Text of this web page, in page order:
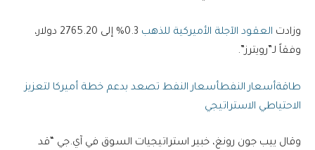
وزادت العقود الآجلة الأميركية للذهب
0.3% إلى 2765.20 دولار،
وفقاً لـ”رويترز”.
طاقةأسعار النفطأسعار النفط تصعد بدعم خطة أميركا لتعزيز
الاحتياطي الاستراتيجي
وقال ييب جون رونغ، خبير استراتيجيات السوق في آي.جي “قد